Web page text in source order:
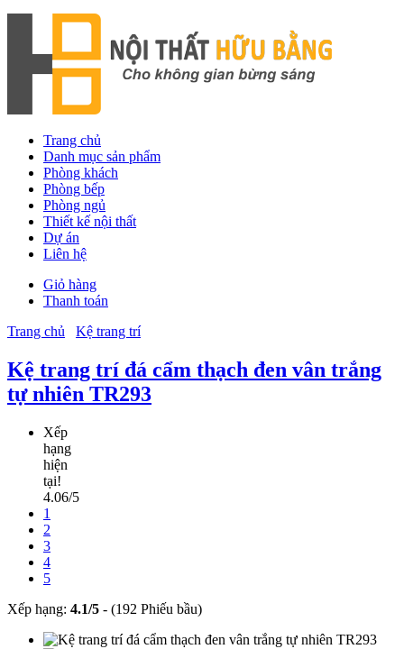
Trang chủ
Danh mục sản phẩm
Phòng khách
Phòng bếp
Phòng ngủ
Thiết kế nội thất
Dự án
Liên hệ
Giỏ hàng
Thanh toán
Trang chủ
Kệ trang trí
Kệ trang trí đá cẩm thạch đen vân trắng
tự nhiên TR293
Xếp
hạng
hiện
tại!
4.06/5
1
2
3
4
5
Xếp hạng: 4.1/5 - (192 Phiếu bầu)